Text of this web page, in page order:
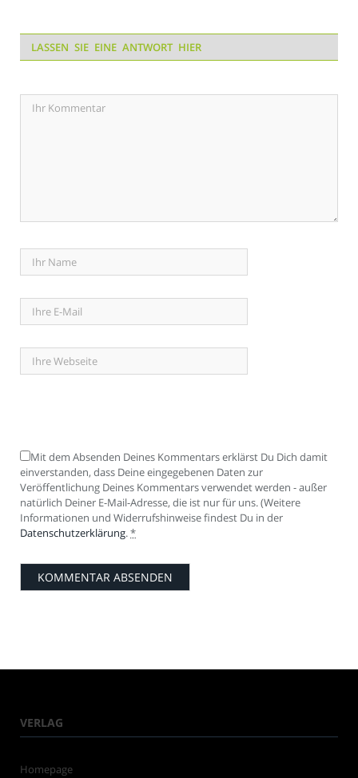
LASSEN SIE EINE ANTWORT HIER
Mit dem Absenden Deines Kommentars erklärst Du Dich damit
einverstanden, dass Deine eingegebenen Daten zur
Veröffentlichung Deines Kommentars verwendet werden - außer
natürlich Deiner E-Mail-Adresse, die ist nur für uns. (Weitere
Informationen und Widerrufshinweise findest Du in der
Datenschutzerklärung. *
VERLAG
Homepage